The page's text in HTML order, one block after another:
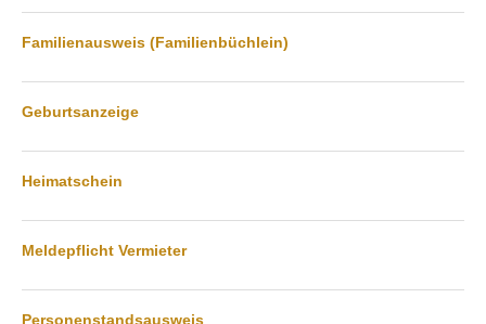
LINKS
Datenschutz
Druckansicht
Familienausweis (Familienbüchlein)
Geburtsanzeige
Heimatschein
Meldepflicht Vermieter
Personenstandsausweis